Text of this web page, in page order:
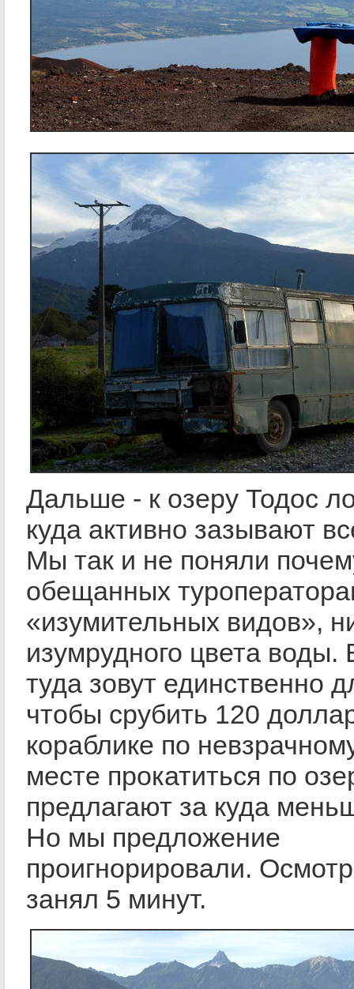
Дальше - к озеру Тодос
куда активно зазывают
Мы так и не поняли
обещанных
«изумительных видов»,
изумрудного цвета
туда зовут единственно
чтобы срубить 120
кораблике по
месте прокатиться по
предлагают за куда
Но мы предложение
проигнорировали.
занял 5 минут.